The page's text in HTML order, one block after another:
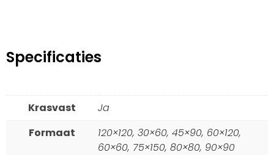
Specificaties
Krasvast
Ja
Formaat
120×120, 30×60, 45×90, 60×120,
60×60, 75×150, 80×80, 90×90